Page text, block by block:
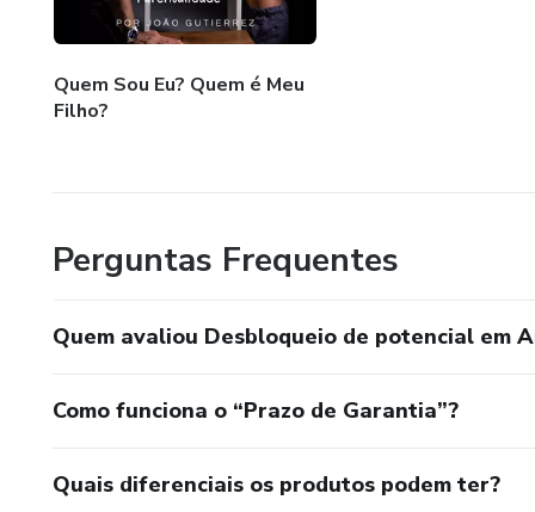
Quem Sou Eu? Quem é Meu
Filho?
Perguntas Frequentes
Quem avaliou Desbloqueio de potencial em
Como funciona o “Prazo de Garantia”?
Quais diferenciais os produtos podem ter?